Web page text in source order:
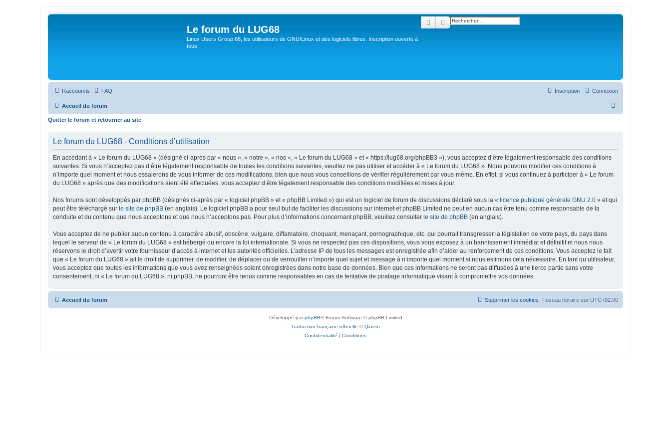
Le forum du LUG68
Linux Users Group 68, les utilisateurs de GNU/Linux et des logiciels libres. Inscription ouverte à
tous.
Rechercher
Recherche avancée
Raccourcis FAQ Connexion
Inscription
Accueil du forum
Quitter le forum et retourner au site
Le forum du LUG68 - Conditions d’utilisation
En accédant à « Le forum du LUG68 » (désigné ci-après par « nous », « notre », « nos », « Le forum du LUG68 » et « https://lug68.org/phpBB3 »), vous acceptez d’être légalement responsable des conditions
suivantes. Si vous n’acceptez pas d’être légalement responsable de toutes les conditions suivantes, veuillez ne pas utiliser et accéder à « Le forum du LUG68 ». Nous pouvons modifier ces conditions à
n’importe quel moment et nous essaierons de vous informer de ces modifications, bien que nous vous conseillons de vérifier régulièrement par vous-même. En effet, si vous continuez à participer à « Le forum
du LUG68 » après que des modifications aient été effectuées, vous acceptez d’être légalement responsable des conditions modifiées et mises à jour.
Nos forums sont développés par phpBB (désignés ci-après par « logiciel phpBB » et « phpBB Limited ») qui est un logiciel de forum de discussions déclaré sous la « licence publique générale GNU 2.0 » et qui
peut être téléchargé sur le site de phpBB (en anglais). Le logiciel phpBB a pour seul but de faciliter les discussions sur internet et phpBB Limited ne peut en aucun cas être tenu comme responsable de la
conduite et du contenu que nous acceptons et que nous n’acceptons pas. Pour plus d’informations concernant phpBB, veuillez consulter le site de phpBB (en anglais).
Vous acceptez de ne publier aucun contenu à caractère abusif, obscène, vulgaire, diffamatoire, choquant, menaçant, pornographique, etc. qui pourrait transgresser la législation de votre pays, du pays dans
lequel le serveur de « Le forum du LUG68 » est hébergé ou encore la loi internationale. Si vous ne respectez pas ces dispositions, vous vous exposez à un bannissement immédiat et définitif et nous nous
réservons le droit d’avertir votre fournisseur d’accès à internet et les autorités officielles. L’adresse IP de tous les messages est enregistrée afin d’aider au renforcement de ces conditions. Vous acceptez le fait
que « Le forum du LUG68 » ait le droit de supprimer, de modifier, de déplacer ou de verrouiller n’importe quel sujet et message à n’importe quel moment si nous estimons cela nécessaire. En tant qu’utilisateur,
vous acceptez que toutes les informations que vous avez renseignées soient enregistrées dans notre base de données. Bien que ces informations ne seront pas diffusées à une tierce partie sans votre
consentement, ni « Le forum du LUG68 », ni phpBB, ne pourront être tenus comme responsables en cas de tentative de piratage informatique visant à compromettre vos données.
Accueil du forum Fuseau horaire sur UTC+02:00
Supprimer les cookies
Développé parphpBB® Forum Software © phpBB Limited
Traduction française officielle ©Qiaeru
Confidentialité | Conditions